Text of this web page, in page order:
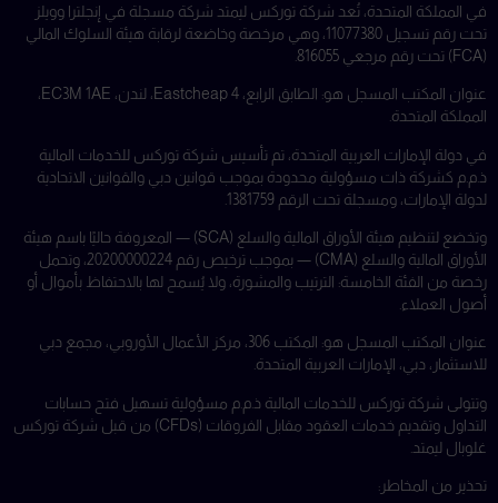
في المملكة المتحدة، تُعد شركة توركس ليمتد شركة مسجلة في إنجلترا وويلز
تحت رقم تسجيل 11077380، وهي مرخصة وخاضعة لرقابة هيئة السلوك المالي
(FCA) تحت رقم مرجعي 816055.
عنوان المكتب المسجل هو: الطابق الرابع، 4 Eastcheap، لندن، EC3M 1AE،
المملكة المتحدة.
في دولة الإمارات العربية المتحدة، تم تأسيس شركة توركس للخدمات المالية
ذ.م.م كشركة ذات مسؤولية محدودة بموجب قوانين دبي والقوانين الاتحادية
لدولة الإمارات، ومسجلة تحت الرقم 1381759.
وتخضع لتنظيم هيئة الأوراق المالية والسلع (SCA) — المعروفة حاليًا باسم هيئة
الأوراق المالية والسلع (CMA) — بموجب ترخيص رقم 20200000224، وتحمل
رخصة من الفئة الخامسة: الترتيب والمشورة، ولا يُسمح لها بالاحتفاظ بأموال أو
أصول العملاء.
عنوان المكتب المسجل هو: المكتب 306، مركز الأعمال الأوروبي، مجمع دبي
للاستثمار، دبي، الإمارات العربية المتحدة.
وتتولى شركة توركس للخدمات المالية ذ.م.م مسؤولية تسهيل فتح حسابات
التداول وتقديم خدمات العقود مقابل الفروقات (CFDs) من قبل شركة توركس
غلوبال ليمتد.
تحذير من المخاطر: